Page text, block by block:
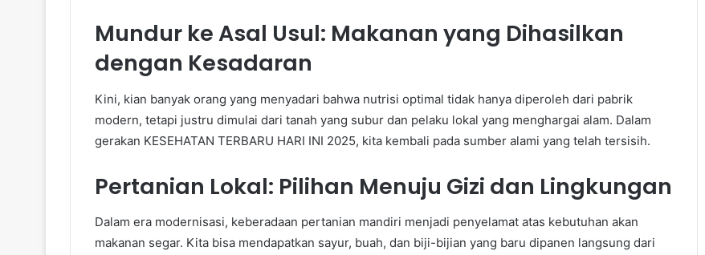
Mundur ke Asal Usul: Makanan yang Dihasilkan
dengan Kesadaran
Kini, kian banyak orang yang menyadari bahwa nutrisi optimal tidak hanya diperoleh dari pabrik
modern, tetapi justru dimulai dari tanah yang subur dan pelaku lokal yang menghargai alam. Dalam
gerakan KESEHATAN TERBARU HARI INI 2025, kita kembali pada sumber alami yang telah tersisih.
Pertanian Lokal: Pilihan Menuju Gizi dan Lingkungan
Dalam era modernisasi, keberadaan pertanian mandiri menjadi penyelamat atas kebutuhan akan
makanan segar. Kita bisa mendapatkan sayur, buah, dan biji-bijian yang baru dipanen langsung dari